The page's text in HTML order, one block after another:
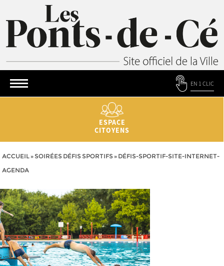
EN 1 CLIC
ESPACE
CITOYENS
ACCUEIL» SOIRÉES DÉFIS SPORTIFS» DÉFIS-SPORTIF-SITE-INTERNET-
AGENDA